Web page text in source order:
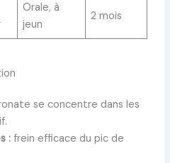
Orale, à
jeun
2 mois
se concentre dans les
:frein efficace du pic de